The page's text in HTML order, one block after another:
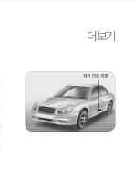
더보기